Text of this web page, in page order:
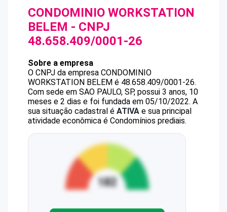
CONDOMINIO WORKSTATION
BELEM - CNPJ
48.658.409/0001-26
Sobre a empresa
O CNPJ da empresa CONDOMINIO
WORKSTATION BELEM é 48.658.409/0001-26.
Com sede em SAO PAULO, SP, possui 3 anos, 10
meses e 2 dias e foi fundada em 05/10/2022. A
sua situação cadastral é ATIVA e sua principal
atividade econômica é Condomínios prediais.